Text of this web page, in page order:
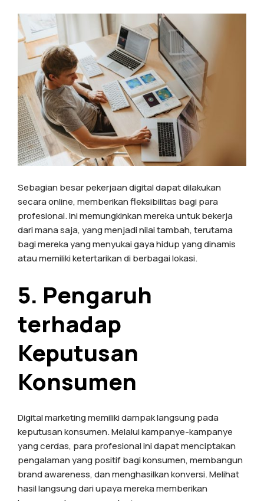
Sebagian besar pekerjaan digital dapat dilakukan
secara online, memberikan fleksibilitas bagi para
profesional. Ini memungkinkan mereka untuk bekerja
dari mana saja, yang menjadi nilai tambah, terutama
bagi mereka yang menyukai gaya hidup yang dinamis
atau memiliki ketertarikan di berbagai lokasi.
5. Pengaruh
terhadap
Keputusan
Konsumen
Digital marketing memiliki dampak langsung pada
keputusan konsumen. Melalui kampanye-kampanye
yang cerdas, para profesional ini dapat menciptakan
pengalaman yang positif bagi konsumen, membangun
brand awareness, dan menghasilkan konversi. Melihat
hasil langsung dari upaya mereka memberikan